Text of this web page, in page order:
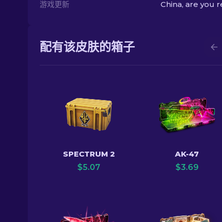
游戏更新
China, are you
配有该皮肤的箱子
SPECTRUM 2
$5.07
AK-47
$3.69